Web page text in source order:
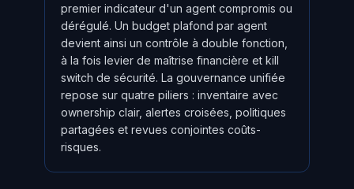
premier indicateur d'un agent compromis ou
dérégulé. Un budget plafond par agent
devient ainsi un contrôle à double fonction,
à la fois levier de maîtrise financière et kill
switch de sécurité. La gouvernance unifiée
repose sur quatre piliers : inventaire avec
ownership clair, alertes croisées, politiques
partagées et revues conjointes coûts-
risques.